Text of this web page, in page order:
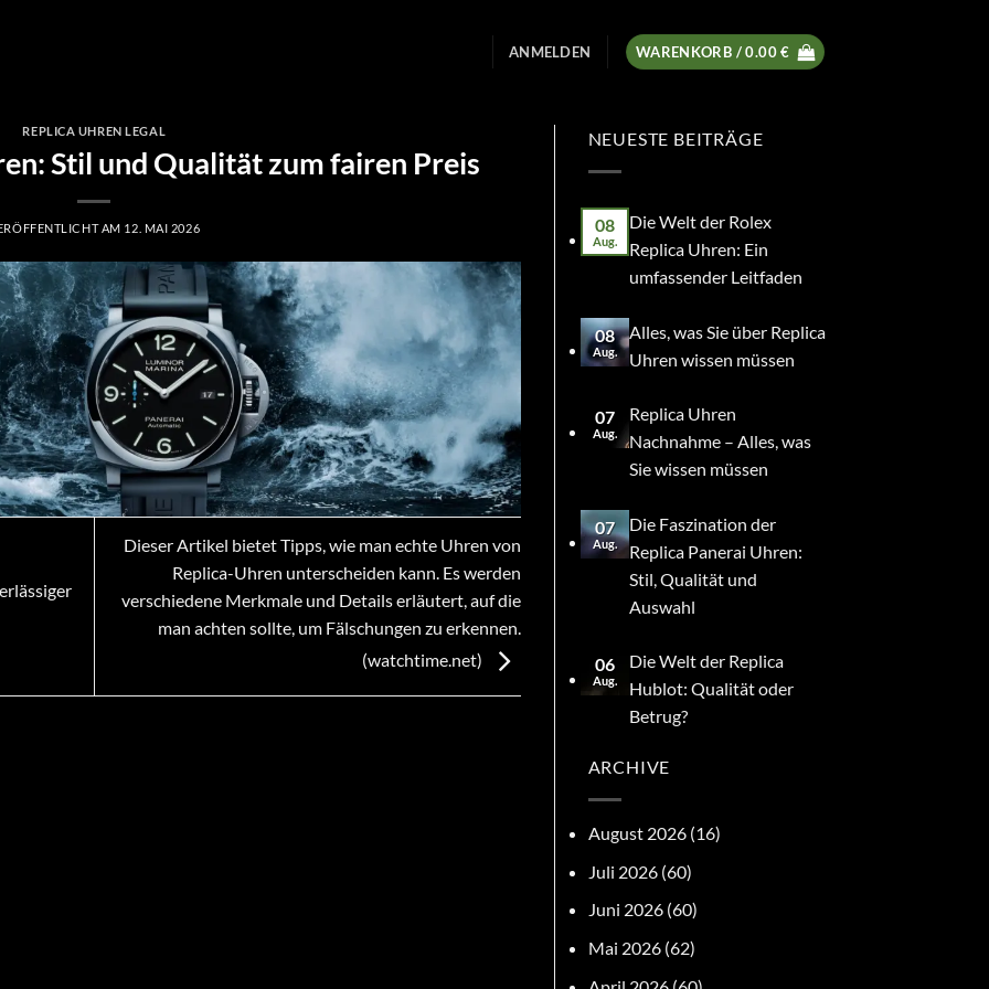
ANMELDEN WARENKORB /0.00€
REPLICA UHREN LEGAL
Stil und Qualität zum fairen Preis
AM 12. MAI 2026
Dieser Artikel bietet Tipps, wie man echte Uhren von
Replica-Uhren unterscheiden kann. Es werden
verschiedene Merkmale und Details erläutert, auf die
man achten sollte, um Fälschungen zu erkennen.
(watchtime.net)
NEUESTE BEITRÄGE
08
Aug.
Die Welt der Rolex
Replica Uhren: Ein
umfassender Leitfaden
08
Aug.
Alles, was Sie über Replica
Uhren wissen müssen
07
Aug.
Replica Uhren
Nachnahme – Alles, was
Sie wissen müssen
07
Aug.
Die Faszination der
Replica Panerai Uhren:
Stil, Qualität und
Auswahl
06
Aug.
Die Welt der Replica
Hublot: Qualität oder
Betrug?
ARCHIVE
August 2026(16)
Juli 2026(60)
Juni 2026(60)
Mai 2026(62)